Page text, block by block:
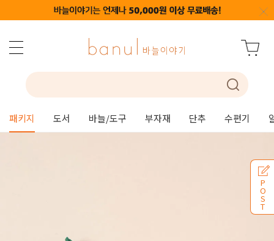
패키지 도서 바늘/도구 부자재 단추 수편기
P
O
S
T